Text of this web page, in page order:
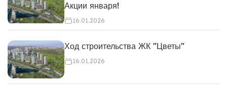
Акции января!
16.01.2026
Ход строительства ЖК "Цветы"
16.01.2026